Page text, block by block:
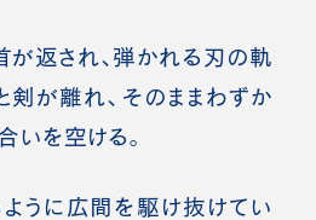
返され、弾かれる刃の軌
剣が離れ、そのままわずか
いを空ける。
うに広間を駆け抜けてい